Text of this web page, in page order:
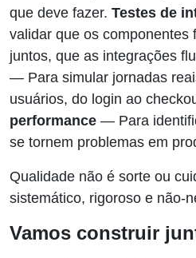
que deve fazer. Testes de
validar que os componentes
juntos, que as integrações
— Para simular jornadas
usuários, do login ao
performance — Para
se tornem problemas em
Qualidade não é sorte ou
sistemático, rigoroso e não-
Vamos construir